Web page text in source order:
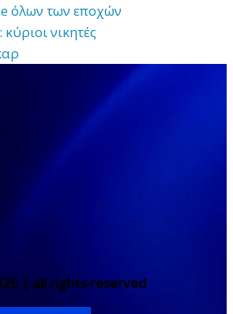
όλων των εποχών
νικητές
| all rights reserved